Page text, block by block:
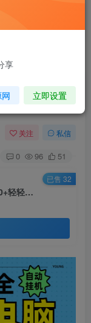
子书籍下载...
日入50+轻轻
关注 私信
0 96 51
小白也能做的纯挂机项目合集，单机日入50+轻轻松松
已售 32
享
立即设置